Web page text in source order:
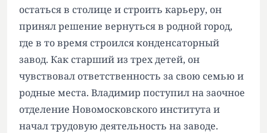
остаться в столице и строить карьеру, он
принял решение вернуться в родной город,
где в то время строился конденсаторный
завод. Как старший из трех детей, он
чувствовал ответственность за свою семью и
родные места. Владимир поступил на заочное
отделение Новомосковского института и
начал трудовую деятельность на заводе.